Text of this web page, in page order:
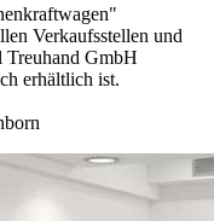
Verkaufsstellen und
Treuhand GmbH
erhältlich ist.